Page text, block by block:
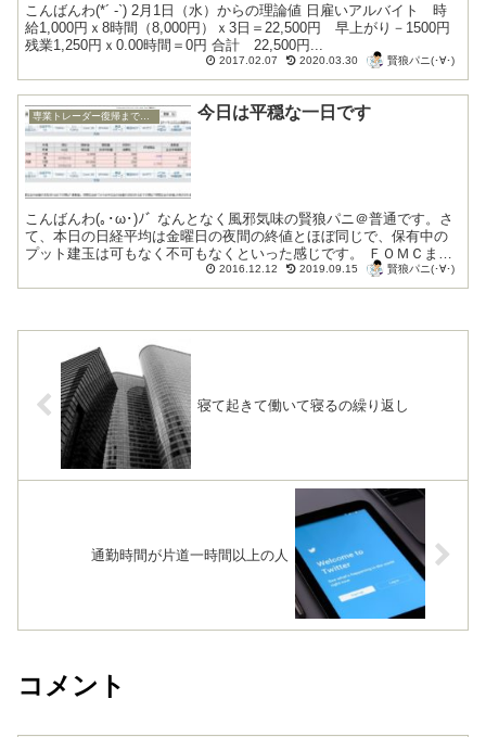
こんばんわ(*´ -`) 2月1日（水）からの理論値 日雇いアルバイト 時
給1,000円ｘ8時間（8,000円）ｘ3日＝22,500円 早上がり－1500円
残業1,250円ｘ0.00時間＝0円 合計 22,500円...
2017.02.07 2020.03.30 賢狼パニ(･∀･)
専業トレーダー復帰までの底辺生活編 今日は平穏な一日です
こんばんわ(｡･ω･)ﾉﾞ なんとなく風邪気味の賢狼パニ＠普通です。さ
て、本日の日経平均は金曜日の夜間の終値とほぼ同じで、保有中の
プット建玉は可もなく不可もなくといった感じです。 ＦＯＭＣまで
は様子見で、保有するしかないよう...
2016.12.12 2019.09.15 賢狼パニ(･∀･)
寝て起きて働いて寝るの繰り返し
通勤時間が片道一時間以上の人
コメント